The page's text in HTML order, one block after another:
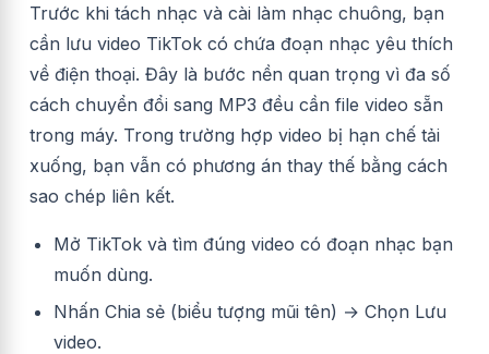
Trước khi tách nhạc và cài làm nhạc chuông, bạn
cần lưu video TikTok có chứa đoạn nhạc yêu thích
về điện thoại. Đây là bước nền quan trọng vì đa số
cách chuyển đổi sang MP3 đều cần file video sẵn
trong máy. Trong trường hợp video bị hạn chế tải
xuống, bạn vẫn có phương án thay thế bằng cách
sao chép liên kết.
Mở TikTok và tìm đúng video có đoạn nhạc bạn
muốn dùng.
Nhấn Chia sẻ (biểu tượng mũi tên) → Chọn Lưu
video.